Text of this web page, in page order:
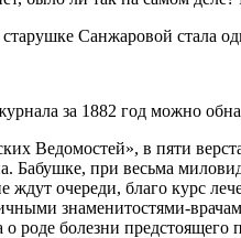
Санжаровой стала
за 1882 год можно
Ведомостей», в пяти
Бабушке, при весьма
ждут очереди, благо курс
знаменитостями-
о роде болезни